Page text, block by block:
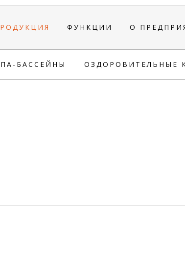
ФУНКЦИИ О
БАССЕЙНЫ ОЗДОРОВИТЕЛЬНЫЕ